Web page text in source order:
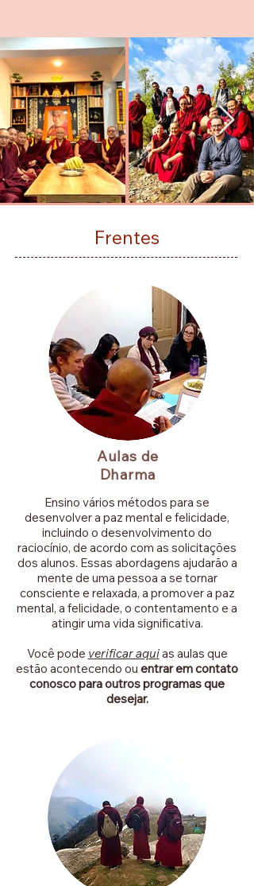
Frentes
Aulas de
Dharma
Ensino vários métodos para se
desenvolver a paz mental e felicidade,
incluindo o desenvolvimento do
raciocínio, de acordo com as solicitações
dos alunos. Essas abordagens ajudarão a
mente de uma pessoa a se tornar
consciente e relaxada, a promover a paz
mental, a felicidade, o contentamento e a
atingir uma vida significativa.
Você pode verificar aquias aulas que
estão acontecendo ou entrar em contato
conosco para outros programas que
desejar.